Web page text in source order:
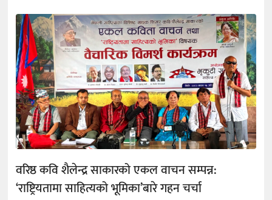
वरिष्ठ कवि शैलेन्द्र साकारको एकल वाचन सम्पन्न:
‘राष्ट्रियतामा साहित्यको भूमिका’बारे गहन चर्चा